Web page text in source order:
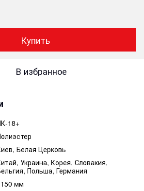
Купить
В избранное
18+
Белая Церковь
Украина, Корея, Словакия,
Польша, Германия
мм